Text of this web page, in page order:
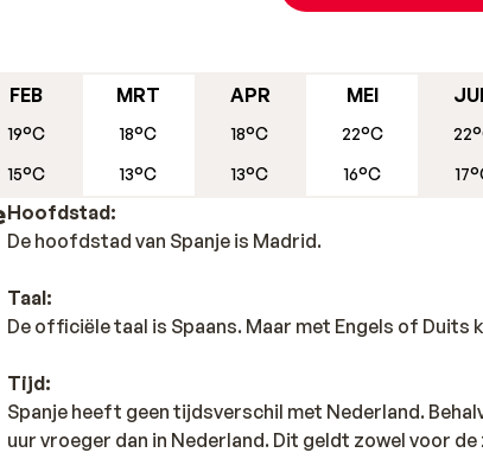
FEB
19°C
15°C
MRT
18°C
13°C
APR
18°C
13°C
MEI
22°C
16°C
Hoofdstad:
De hoofdstad van Spanje is Madrid.
Taal:
De officiële taal is Spaans. Maar met Engels of Duits
Tijd:
Spanje heeft geen tijdsverschil met Nederland.
uur vroeger dan in Nederland. Dit geldt zowel voor